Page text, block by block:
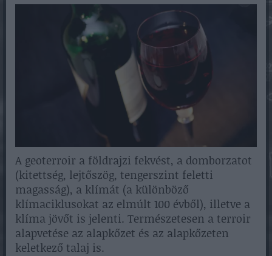
A geoterroir a földrajzi fekvést, a domborzatot
(kitettség, lejtőszög, tengerszint feletti
magasság), a klímát (a különböző
klímaciklusokat az elmúlt 100 évből), illetve a
klíma jövőt is jelenti. Természetesen a terroir
alapvetése az alapkőzet és az alapkőzeten
keletkező talaj is.